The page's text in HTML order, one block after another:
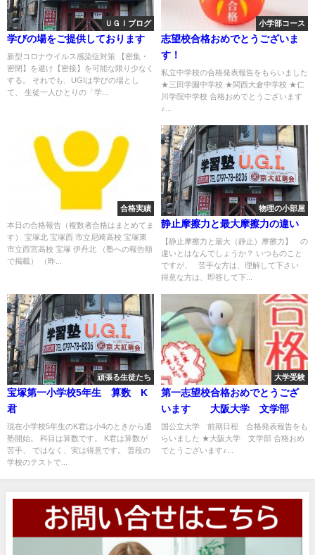
ＵＧＩブログ
学びの場をご提供しております
新型コロナウイルス感染症対策 【密集・
密閉】を避け【密接】を可能な限り少なく
する。 それでも、UGIは学びの場とし
て、 生徒一人ひとりの「学...
小学部コース
志望校合格おめでとうございま
す！
私立中学校の合格発表報告をもらいました
★三田学園中学校 ★関西大倉中学校 ★仁
川学院中学校 合格おめでとうございます
♪...
合格実績
本日の合格報告（複数者合格はまとめてま
す） 宝塚北 宝塚西 市立尼崎高校 宝塚東
市立西宮高校 宝塚 伊丹北 （塾への報告順
で掲載） （昨...
物理の小部屋
静止摩擦力と最大摩擦力の違い
【静止摩擦力と最大（静止）摩擦力】 の
違いとはなんでしょうか？ いつものこと
ですが、 苦手な方は、理解して下さい
得意な方は、即答して下...
頑張る生徒たち
宝塚第一小学校5年生 算数 K
君
現在小学校5年生のK君は小4のときから通
塾開始。 科目は算数です。 K君は算数が
苦手、 ではなく、実は得意です。 普段の
学校のテストで...
大学受験
第一志望校合格おめでとうござ
います 大阪大学 文学部
国公立大学 前期日程 合格発表報告をも
らいました ★大阪大学 文学部 合格おめ
でとうございます♪...